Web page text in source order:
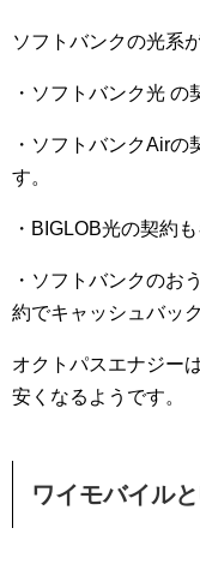
ソフトバンクの光系
・ソフトバンク光
・ソフトバンクAir
す。
・BIGLOB光の契約
・ソフトバンクのお
約でキャッシュバッ
オクトパスエナジー
安くなるようです。
ワイモバイル